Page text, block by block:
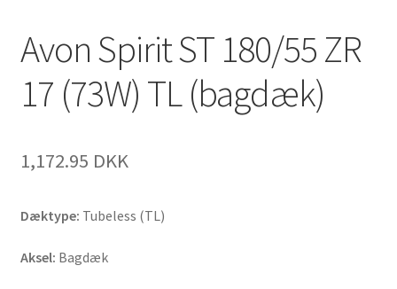
Avon Spirit ST 180/55 ZR
17 (73W) TL (bagdæk)
1,172.95 DKK
Dæktype: Tubeless (TL)
Aksel: Bagdæk